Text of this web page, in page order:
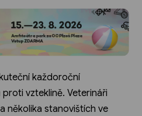
každoroční
vzteklině. Veterináři
několika stanovištích ve